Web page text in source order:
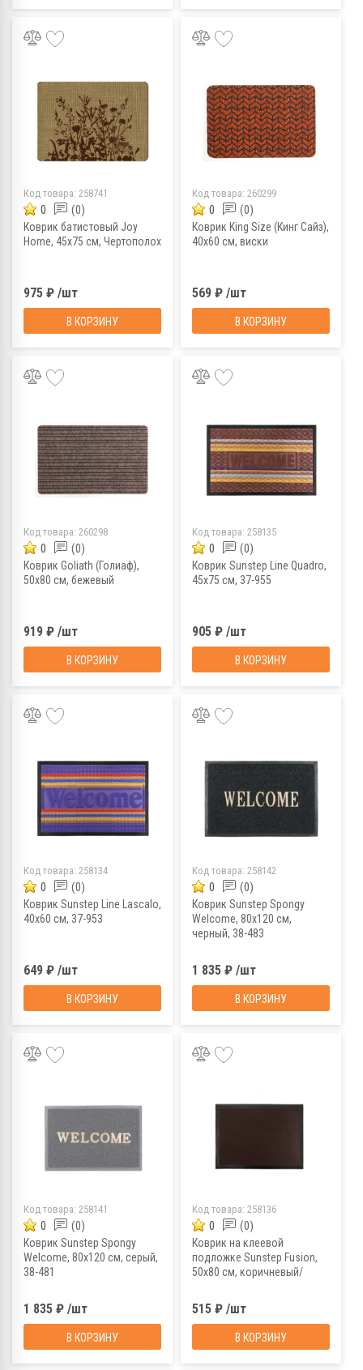
Код товара: 258741
0 (0)
Коврик батистовый Joy
Home, 45x75 см, Чертополох
975 ₽ /шт
В КОРЗИНУ
Код товара: 260299
0 (0)
Коврик King Size (Кинг Сайз),
40х60 см, виски
569 ₽ /шт
В КОРЗИНУ
Код товара: 260298
0 (0)
Коврик Goliath (Голиаф),
50х80 см, бежевый
919 ₽ /шт
В КОРЗИНУ
Код товара: 258135
0 (0)
Коврик Sunstep Line Quadro,
45x75 см, 37-955
905 ₽ /шт
В КОРЗИНУ
Код товара: 258134
0 (0)
Коврик Sunstep Line Lascalo,
40x60 см, 37-953
649 ₽ /шт
В КОРЗИНУ
Код товара: 258142
0 (0)
Коврик Sunstep Spongy
Welcome, 80х120 см,
черный, 38-483
1 835 ₽ /шт
В КОРЗИНУ
Код товара: 258141
0 (0)
Коврик Sunstep Spongy
Welcome, 80х120 см, серый,
38-481
1 835 ₽ /шт
В КОРЗИНУ
Код товара: 258136
0 (0)
Коврик на клеевой
подложке Sunstep Fusion,
50x80 см, коричневый/
515 ₽ /шт
В КОРЗИНУ